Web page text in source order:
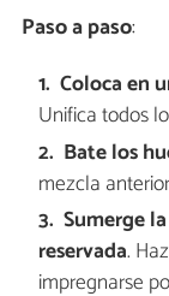
Paso a paso:
Coloca en
Unifica todos
Bate los
mezcla
Sumerge
reservada.
impregnarse